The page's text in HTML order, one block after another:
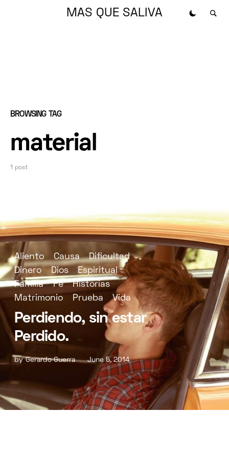
MAS QUE SALIVA
BROWSING TAG
material
1 post
Aliento Causa
Dificultad
Dinero
Dios
Espiritual
Familia
Fe
Historias
Matrimonio
Prueba Vida
Perdiendo, sin estar
Perdido.
by Gerardo Guerra June 5, 2014